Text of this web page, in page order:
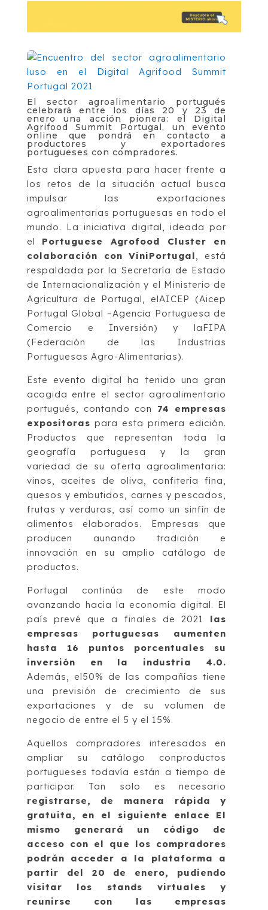
El sector agroalimentario portugués
celebrará entre los días 20 y 23 de
enero una acción pionera: el Digital
Agrifood Summit Portugal, un evento
online que pondrá en contacto a
productores y exportadores
portugueses con compradores.
Esta clara apuesta para hacer frente a
los retos de la situación actual busca
impulsar las exportaciones
agroalimentarias portuguesas en todo el
mundo. La iniciativa digital, ideada por
el Portuguese Agrofood Cluster en
colaboración con ViniPortugal
, está
respaldada por la Secretaría de Estado
de Internacionalización y el Ministerio de
Agricultura de Portugal, elAICEP (Aicep
Portugal Global –Agencia Portuguesa de
Comercio e Inversión) y laFIPA
(Federación de las Industrias
Portuguesas Agro-Alimentarias).
Este evento digital ha tenido una gran
acogida entre el sector agroalimentario
portugués, contando con
74 empresas
expositoras para esta primera edición.
Productos que representan toda la
geografía portuguesa y la gran
variedad de su oferta agroalimentaria:
vinos, aceites de oliva, confitería fina,
quesos y embutidos, carnes y pescados,
frutas y verduras, así como un sinfín de
alimentos elaborados. Empresas que
producen aunando tradición e
innovación en su amplio catálogo de
productos.
Portugal continúa de este modo
avanzando hacia la economía digital. El
país prevé que a finales de 2021
las
empresas portuguesas aumenten
hasta 16 puntos porcentuales su
inversión en la industria 4.0.
Además, el50% de las compañías tiene
una previsión de crecimiento de sus
exportaciones y de su volumen de
negocio de entre el 5 y el 15%.
Aquellos compradores interesados en
ampliar su catálogo conproductos
portugueses todavía están a tiempo de
participar. Tan solo es necesario
registrarse, de manera rápida y
gratuita, en el siguiente enlace El
mismo generará un código de
acceso con el que los compradores
podrán acceder a la plataforma a
partir del 20 de enero, pudiendo
visitar los stands virtuales y
reunirse con las empresas